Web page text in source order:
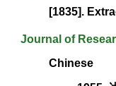
[1835].
Journal of
Chinese